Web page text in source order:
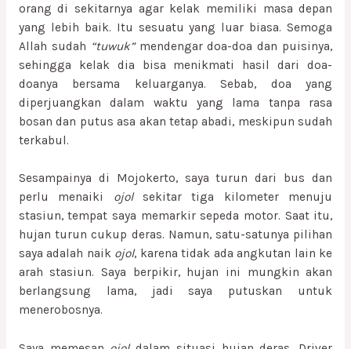
orang di sekitarnya agar kelak memiliki masa depan
yang lebih baik. Itu sesuatu yang luar biasa. Semoga
Allah sudah “tuwuk”mendengar doa-doa dan puisinya,
sehingga kelak dia bisa menikmati hasil dari doa-
doanya bersama keluarganya. Sebab, doa yang
diperjuangkan dalam waktu yang lama tanpa rasa
bosan dan putus asa akan tetap abadi, meskipun sudah
terkabul.
Sesampainya di Mojokerto, saya turun dari bus dan
perlu menaiki ojolsekitar tiga kilometer menuju
stasiun, tempat saya memarkir sepeda motor. Saat itu,
hujan turun cukup deras. Namun, satu-satunya pilihan
saya adalah naik ojol, karena tidak ada angkutan lain ke
arah stasiun. Saya berpikir, hujan ini mungkin akan
berlangsung lama, jadi saya putuskan untuk
menerobosnya.